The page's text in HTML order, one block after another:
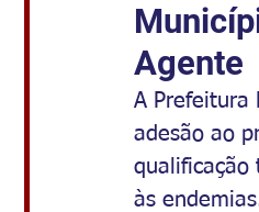
Agente
A Prefeitura
adesão ao
qualificação
às